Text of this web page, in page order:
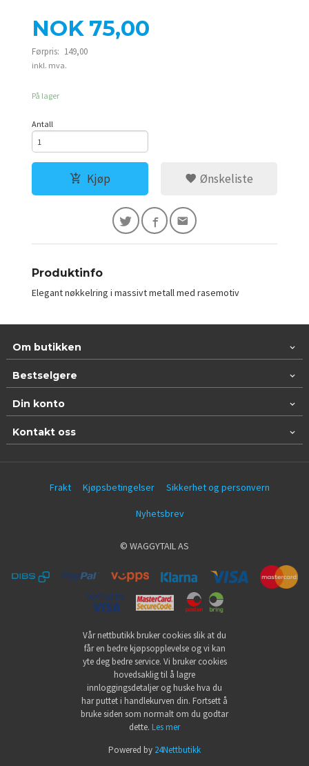
Tilbud
NOK 75,00
Førpris: 149,00
Rabatt
inkl. mva.
På lager
Antall
Kjøp Ønskeliste
Produktinfo
Elegant nøkkelring i massivt metall med rasemotiv
Om butikken
Bestselgere
Din konto
Kontakt oss
Frakt Kjøpsbetingelser Sikkerhet og personvern
Nyhetsbrev
© WAGGYTAIL AS
Vår nettbutikk bruker cookies slik at du
får en bedre kjøpsopplevelse og vi kan
yte deg bedre service. Vi bruker cookies
hovedsaklig til å lagre
innloggingsdetaljer og huske hva du
har puttet i handlekurven din. Fortsett å
bruke siden som normalt om du godtar
dette. Les mer
Powered by 24Nettbutikk